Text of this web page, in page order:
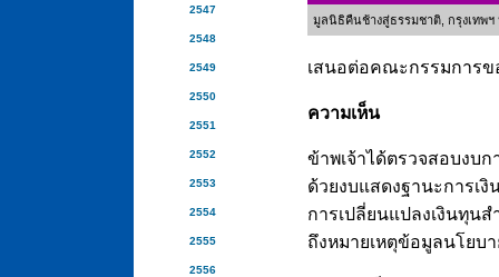
2547
2548
2549
2550
2551
2552
2553
2554
2555
2556
มูลนิธิคืนช้างสู่ธรรมชาติ, กรุงเทพฯ
เสนอต่อคณะกรรมการ
ความเห็น
ข้าพเจ้าได้ตรวจสอบงบ
ด้วยงบแสดงฐานะการเ
การเปลี่ยนแปลงเงินทุน
ถึงหมายเหตุข้อมูลนโยบ